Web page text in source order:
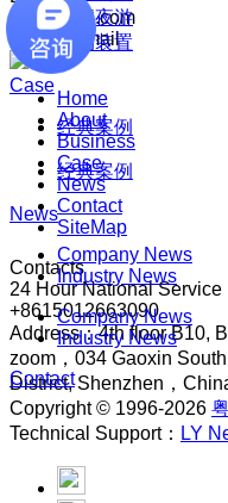
文旅夜游
互动装置
Case
经典案例
经典案例
News
Company News
Industry News
Company News
Industry News
Contact
bd@shuiti.com
Send us mail
Home
About
Business
Case
News
Contact
SiteMap
Contacts
24 Hour National Service
+8615012663090
Address：4th floor B10,
zoom，034 Gaoxin
District, Shenzhen，
Copyright © 1996-2026
Technical Support： LY